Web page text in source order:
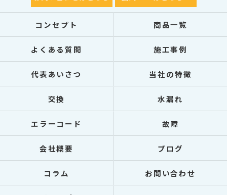
コンセプト 商品一覧
よくある質問 施工事例
代表あいさつ 当社の特徴
交換 水漏れ
エラーコード 故障
会社概要 ブログ
コラム お問い合わせ